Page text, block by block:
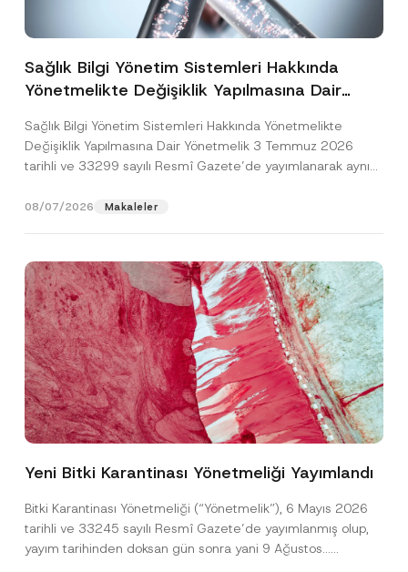
Sağlık Bilgi Yönetim Sistemleri Hakkında
Yönetmelikte Değişiklik Yapılmasına Dair
Sağlık Bilgi Yönetim Sistemleri Hakkında Yönetmelikte
Değişiklik Yapılmasına Dair Yönetmelik 3 Temmuz 2026
tarihli ve 33299 sayılı Resmî Gazete’de yayımlanarak aynı
08/07/2026 Makaleler
Yeni Bitki Karantinası Yönetmeliği Yayımlandı
Bitki Karantinası Yönetmeliği (“Yönetmelik”), 6 Mayıs 2026
tarihli ve 33245 sayılı Resmî Gazete’de yayımlanmış olup,
yayım tarihinden doksan gün sonra yani 9 Ağustos...
Ad*
Firma
*
P
i
a
c
y